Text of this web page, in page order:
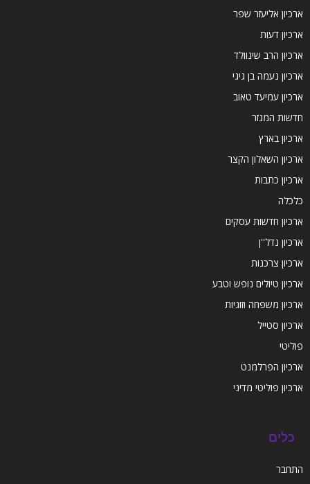
ארכיון אליעזר שפר
ארכיון דעות
ארכיון הרב שינוולד
ארכיון נעמה בן גיגי
ארכיון עמיעד טאוב
חדשות המגזר
ארכיון בארץ
ארכיון השאלון הקצר
ארכיון כתבות
כלכלה
ארכיון חדשות עסקים
ארכיון נדל''ן
ארכיון צרכנות
ארכיון טיולים נופש וטבע
ארכיון משפחה וזוגיות
ארכיון סטייל
פוליטי
ארכיון הפרלמנט
ארכיון פוליטי מדיני
כלים
התחבר